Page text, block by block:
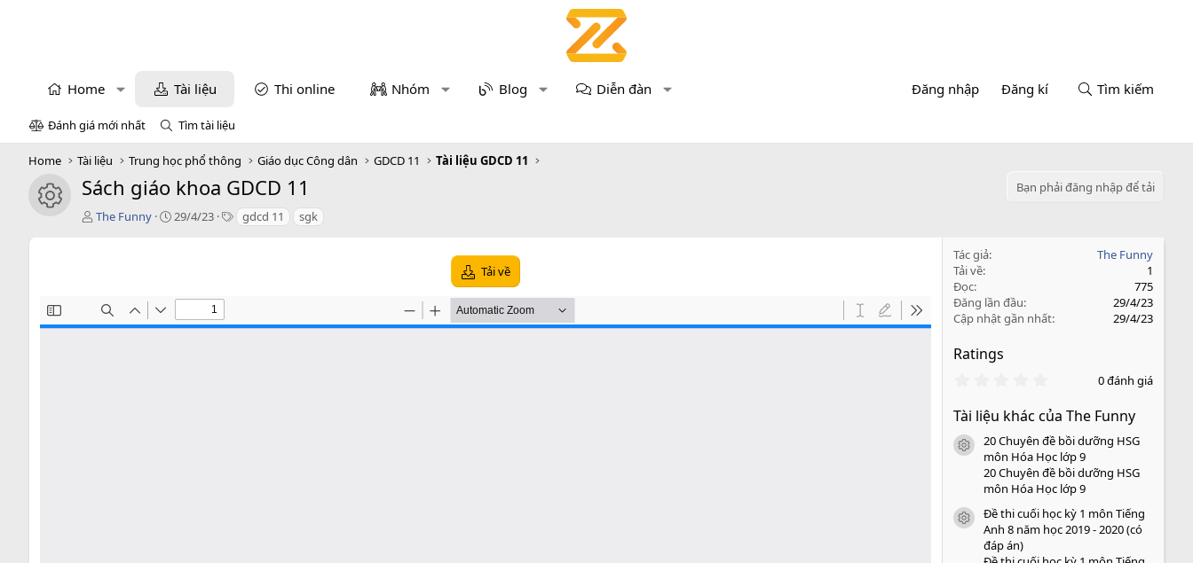
Home Tài liệu Thi online Nhóm Blog Diễn đàn Đăng nhập Đăng kí Tìm kiếm
Đánh giá mới nhất Tìm tài liệu
Home Tài liệu Trung học phổ thông Giáo dục Công dân GDCD 11 Tài liệu GDCD 11
icon tài liệu
Sách giáo khoa GDCD 11
Bạn phải đăng nhập để tải
T
The Funny
C
n
29/4/23
T gdcd 11 sgk
Tải về
Tác giả
The Funny
Tải về
1
Đọc
775
Đăng lần đầu
29/4/23
Cập nhật gần nhất
29/4/23
Ratings
0
0
s
a
o
0 đánh giá
Tài liệu khác của The Funny
icon tài liệu
20 Chuyên đề bồi dưỡng HSG
môn Hóa Học lớp 9
20 Chuyên đề bồi dưỡng HSG
môn Hóa Học lớp 9
icon tài liệu
Đề thi cuối học kỳ 1 môn Tiếng
Anh 8 năm học 2019 - 2020 (có
đáp án)